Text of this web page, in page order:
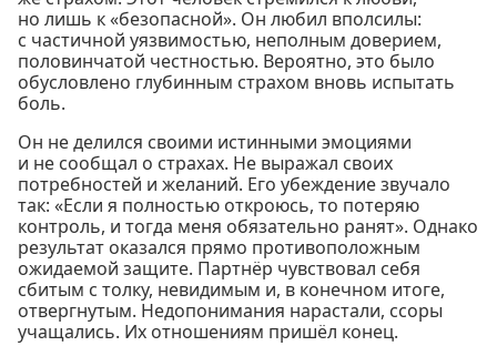
но лишь к «безопасной». Он любил вполсилы:
с частичной уязвимостью, неполным доверием,
половинчатой честностью. Вероятно, это было
обусловлено глубинным страхом вновь испытать
боль.
Он не делился своими истинными эмоциями
и не сообщал о страхах. Не выражал своих
потребностей и желаний. Его убеждение звучало
так: «Если я полностью откроюсь, то потеряю
контроль, и тогда меня обязательно ранят». Однако
результат оказался прямо противоположным
ожидаемой защите. Партнёр чувствовал себя
сбитым с толку, невидимым и, в конечном итоге,
отвергнутым. Недопонимания нарастали, ссоры
учащались. Их отношениям пришёл конец.